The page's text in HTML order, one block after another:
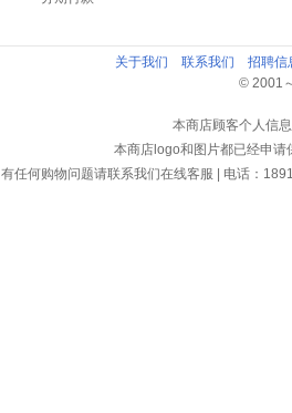
关于我们 联系我们
招聘信
© 2001
本商店顾客个人信
本商店logo和图片都已经申
有任何购物问题请联系我们在线客服 | 电话：